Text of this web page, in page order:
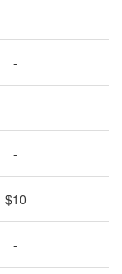
-
-
$10
-